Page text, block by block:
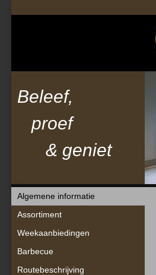
Beleef,
proef
& geniet
Navigatie
overslaan
Algemene informatie
Assortiment
Weekaanbiedingen
Barbecue
Routebeschrijving